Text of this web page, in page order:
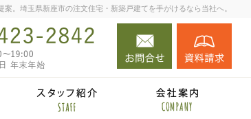
案。埼玉県新座市の注文住宅・新築戸建てを手がけるなら当社へ。
048-423-2842
お問合せ